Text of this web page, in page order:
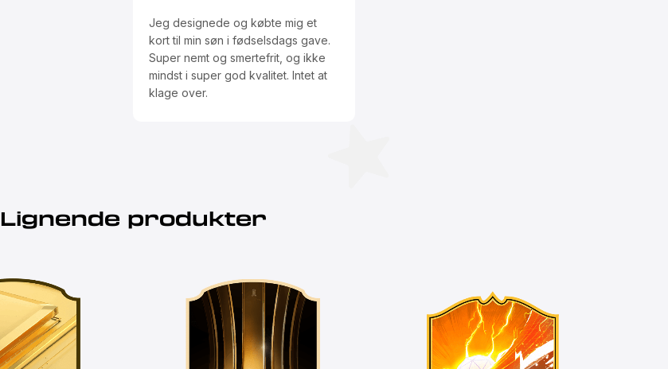
Jeg designede og købte mig et
kort til min søn i fødselsdags gave.
Super nemt og smertefrit, og ikke
mindst i super god kvalitet. Intet at
klage over.
Lignende produkter